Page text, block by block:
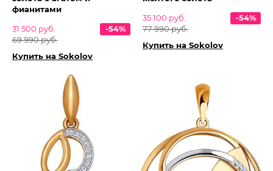
фианитами
31 500 руб.
69 990 руб.
-54%
Купить на Sokolov
35 100 руб.
77 990 руб.
-54%
Купить на Sokolov